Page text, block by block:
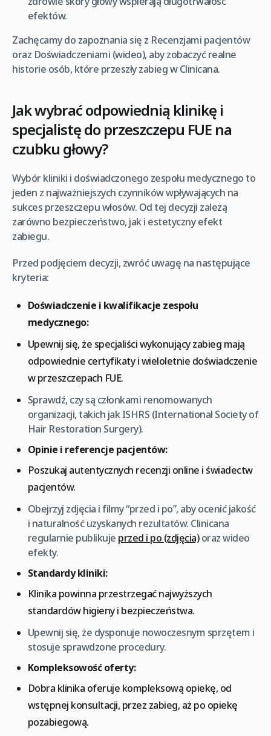
efektów.
Zachęcamy do zapoznania się z Recenzjami pacjentów
oraz Doświadczeniami (wideo), aby zobaczyć realne
historie osób, które przeszły zabieg w Clinicana.
Jak wybrać odpowiednią klinikę i
specjalistę do przeszczepu FUE na
czubku głowy?
Wybór kliniki i doświadczonego zespołu medycznego to
jeden z najważniejszych czynników wpływających na
sukces przeszczepu włosów. Od tej decyzji zależą
zarówno bezpieczeństwo, jak i estetyczny efekt
zabiegu.
Przed podjęciem decyzji, zwróć uwagę na następujące
kryteria:
Doświadczenie i kwalifikacje zespołu
medycznego:
Upewnij się, że specjaliści wykonujący zabieg mają
odpowiednie certyfikaty i wieloletnie doświadczenie
w przeszczepach FUE.
Sprawdź, czy są członkami renomowanych
organizacji, takich jak ISHRS (International Society of
Hair Restoration Surgery).
Opinie i referencje pacjentów:
Poszukaj autentycznych recenzji online i świadectw
pacjentów.
Obejrzyj zdjęcia i filmy “przed i po”, aby ocenić jakość
i naturalność uzyskanych rezultatów. Clinicana
regularnie publikuje przed i po (zdjęcia)oraz wideo
efekty.
Standardy kliniki:
Klinika powinna przestrzegać najwyższych
standardów higieny i bezpieczeństwa.
Upewnij się, że dysponuje nowoczesnym sprzętem i
stosuje sprawdzone procedury.
Kompleksowość oferty:
Dobra klinika oferuje kompleksową opiekę, od
wstępnej konsultacji, przez zabieg, aż po opiekę
pozabiegową.